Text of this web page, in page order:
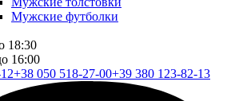
Мужские футболки
18:30
16:00
+38 050 518-27-00+39 380 123-82-13